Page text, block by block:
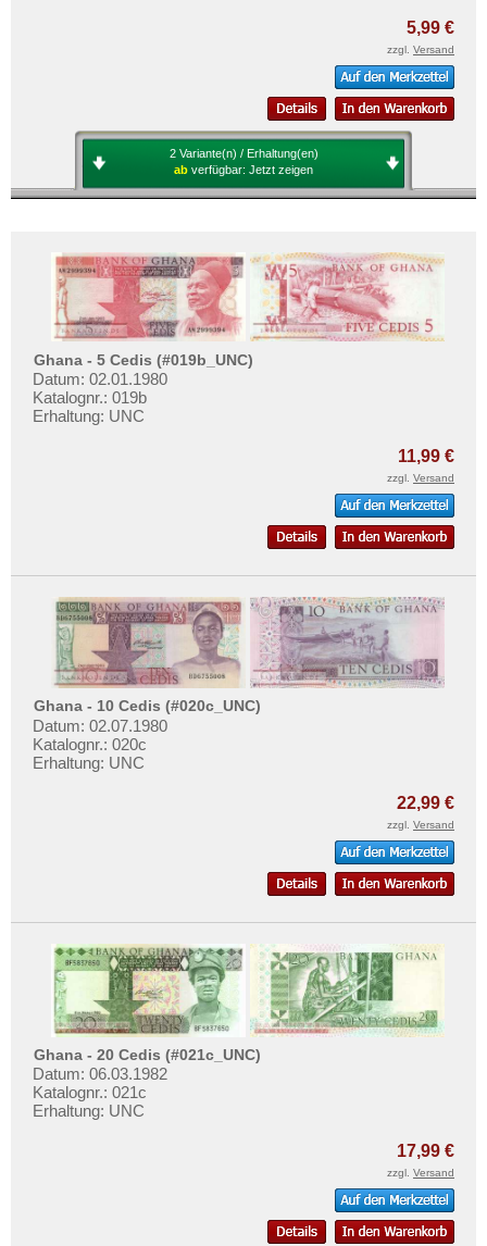
5,99 €
zzgl. Versand
2 Variante(n) / Erhaltung(en)
ab verfügbar: Jetzt zeigen
Ghana - 5 Cedis (#019b_UNC)
Datum: 02.01.1980
Katalognr.: 019b
Erhaltung: UNC
11,99 €
zzgl. Versand
Ghana - 10 Cedis (#020c_UNC)
Datum: 02.07.1980
Katalognr.: 020c
Erhaltung: UNC
22,99 €
zzgl. Versand
Ghana - 20 Cedis (#021c_UNC)
Datum: 06.03.1982
Katalognr.: 021c
Erhaltung: UNC
17,99 €
zzgl. Versand